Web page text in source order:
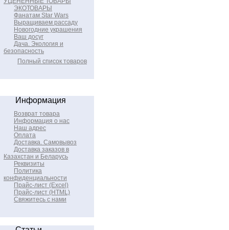
ЭКОТОВАРЫ
Фанатам Star Wars
Выращиваем рассаду
Новогодние украшения
Ваш досуг
Дача. Экология и
безопасность
Полный список товаров
Информация
Возврат товара
Информация о нас
Наш адрес
Оплата
Доставка. Самовывоз
Доставка заказов в
Казахстан и Беларусь
Реквизиты
Политика
конфиденциальности
Прайс-лист (Excel)
Прайс-лист (HTML)
Свяжитесь с нами